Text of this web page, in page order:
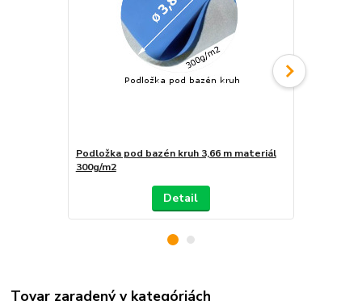
Podložka pod bazén kruh 3,66 m materiál
300g/m2
Detail
Tovar zaradený v kategóriách